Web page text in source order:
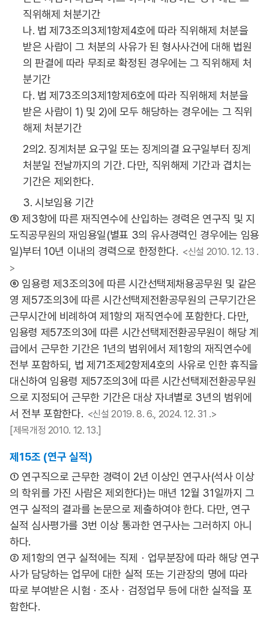
직위해제 처분기간
나. 법 제73조의3제1항제4호에 따라 직위해제 처분을
받은 사람이 그 처분의 사유가 된 형사사건에 대해 법원
의 판결에 따라 무죄로 확정된 경우에는 그 직위해제 처
분기간
다. 법 제73조의3제1항제6호에 따라 직위해제 처분을
받은 사람이 1) 및 2)에 모두 해당하는 경우에는 그 직위
해제 처분기간
2의2. 징계처분 요구일 또는 징계의결 요구일부터 징계
처분일 전날까지의 기간. 다만, 직위해제 기간과 겹치는
기간은 제외한다.
3. 시보임용 기간
⑤ 제3항에 따른 재직연수에 산입하는 경력은 연구직 및 지
도직공무원의 재임용일(별표 3의 유사경력인 경우에는 임용
일)부터 10년 이내의 경력으로 한정한다. <신설 2010. 12. 13 .
>
⑥ 임용령 제3조의3에 따른 시간선택제채용공무원 및 같은
영 제57조의3에 따른 시간선택제전환공무원의 근무기간은
근무시간에 비례하여 제1항의 재직연수에 포함한다. 다만,
임용령 제57조의3에 따른 시간선택제전환공무원이 해당 계
급에서 근무한 기간은 1년의 범위에서 제1항의 재직연수에
전부 포함하되, 법 제71조제2항제4호의 사유로 인한 휴직을
대신하여 임용령 제57조의3에 따른 시간선택제전환공무원
으로 지정되어 근무한 기간은 대상 자녀별로 3년의 범위에
서 전부 포함한다. <신설 2019. 8. 6., 2024. 12. 31 .>
[제목개정 2010. 12. 13.]
제15조 (연구 실적)
① 연구직으로 근무한 경력이 2년 이상인 연구사(석사 이상
의 학위를 가진 사람은 제외한다)는 매년 12월 31일까지 그
연구 실적의 결과를 논문으로 제출하여야 한다. 다만, 연구
실적 심사평가를 3번 이상 통과한 연구사는 그러하지 아니
하다.
② 제1항의 연구 실적에는 직제ㆍ업무분장에 따라 해당 연구
사가 담당하는 업무에 대한 실적 또는 기관장의 명에 따라
따로 부여받은 시험ㆍ조사ㆍ검정업무 등에 대한 실적을 포
함한다.